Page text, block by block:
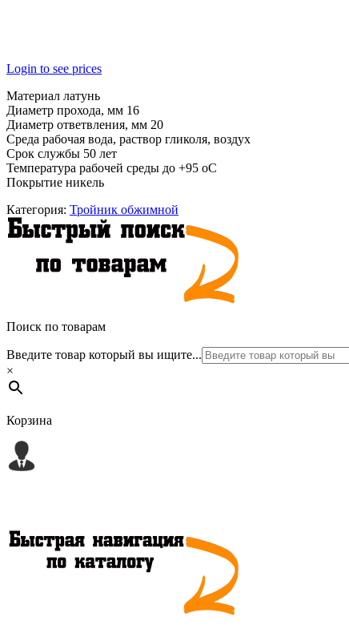
Login to see prices
Материал латунь
Диаметр прохода, мм 16
Диаметр ответвления, мм 20
Среда рабочая вода, раствор гликоля, воздух
Срок службы 50 лет
Температура рабочей среды до +95 oC
Покрытие никель
Категория: Тройник обжимной
Поиск по товарам
Введите товар который вы ищите...
×
Корзина